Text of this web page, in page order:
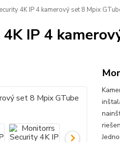
4K IP 4 kamerový set 8 Mpix
IP 4